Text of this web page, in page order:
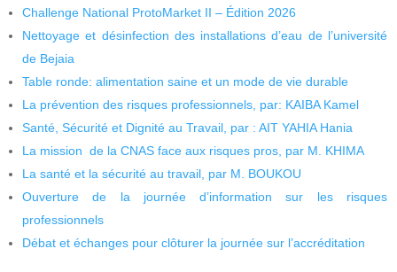
Challenge National ProtoMarket II – Édition 2026
Nettoyage et désinfection des installations d’eau de l’université
de Bejaia
Table ronde: alimentation saine et un mode de vie durable
La prévention des risques professionnels, par: KAIBA Kamel
Santé, Sécurité et Dignité au Travail, par : AIT YAHIA Hania
La mission de la CNAS face aux risques pros, par M. KHIMA
La santé et la sécurité au travail, par M. BOUKOU
Ouverture de la journée d’information sur les risques
professionnels
Débat et échanges pour clôturer la journée sur l’accréditation